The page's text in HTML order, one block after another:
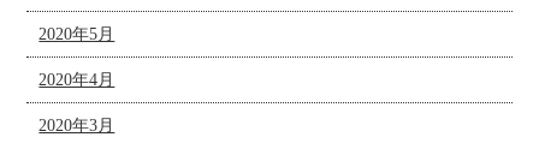
2020年5月
2020年4月
2020年3月